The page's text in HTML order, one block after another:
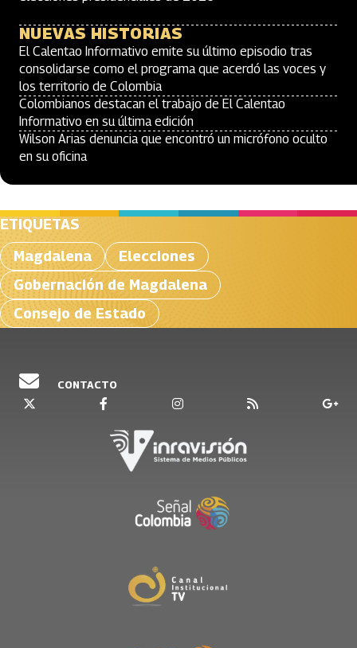
NUEVAS HISTORIAS
El Calentao Informativo emite su último episodio tras
consolidarse como el programa que acerdó las voces y
los territorio de Colombia
Colombianos destacan el trabajo de El Calentao
Informativo en su última edición
Wilson Arias denuncia que encontró un micrófono oculto
en su oficina
ETIQUETAS
Magdalena
Elecciones
Gobernación de Magdalena
Consejo de Estado
CONTACTO